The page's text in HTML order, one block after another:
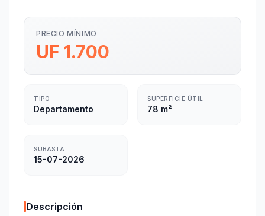
PRECIO MÍNIMO
UF 1.700
TIPO
Departamento
SUPERFICIE ÚTIL
78 m²
SUBASTA
15-07-2026
Descripción